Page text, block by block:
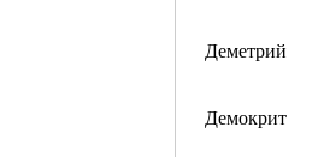
Деметрий
Демокрит